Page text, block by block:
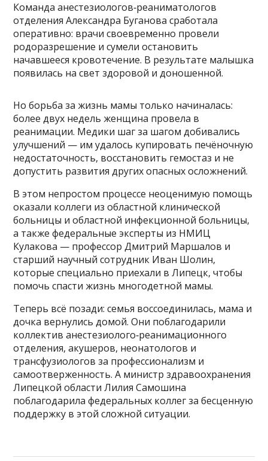
Команда анестезиологов‑реаниматологов
отделения Александра Буганова сработала
оперативно: врачи своевременно провели
родоразрешение и сумели остановить
начавшееся кровотечение. В результате малышка
появилась на свет здоровой и доношенной.
Но борьба за жизнь мамы только начиналась:
более двух недель женщина провела в
реанимации. Медики шаг за шагом добивались
улучшений — им удалось купировать печёночную
недостаточность, восстановить гемостаз и не
допустить развития других опасных осложнений.
В этом непростом процессе неоценимую помощь
оказали коллеги из областной клинической
больницы и областной инфекционной больницы,
а также федеральные эксперты из НМИЦ
Кулакова — профессор Дмитрий Маршалов и
старший научный сотрудник Иван Шолин,
которые специально приехали в Липецк, чтобы
помочь спасти жизнь многодетной мамы.
Теперь всё позади: семья воссоединилась, мама и
дочка вернулись домой. Они поблагодарили
коллектив анестезиолого‑реанимационного
отделения, акушеров, неонатологов и
трансфузиологов за профессионализм и
самоотверженность. А министр здравоохранения
Липецкой области Лилия Самошина
поблагодарила федеральных коллег за бесценную
поддержку в этой сложной ситуации.